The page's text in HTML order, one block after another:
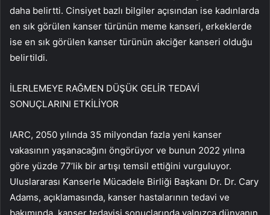
daha belirtti. Cinsiyet bazlı bilgiler açısından ise kadınlarda
en sık görülen kanser türünün meme kanseri, erkeklerde
ise en sık görülen kanser türünün akciğer kanseri olduğu
belirtildi.
İLERLEMEYE RAĞMEN DÜŞÜK GELİR TEDAVİ
SONUÇLARINI ETKİLİYOR
IARC, 2050 yılında 35 milyondan fazla yeni kanser
vakasının yaşanacağını öngörüyor ve bunun 2022 yılına
göre yüzde 77’lik bir artışı temsil ettiğini vurguluyor.
Uluslararası Kanserle Mücadele Birliği Başkanı Dr. Dr. Cary
Adams, açıklamasında, kanser hastalarının tedavi ve